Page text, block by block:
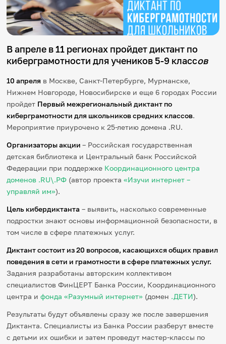
Игры и тренажеры
Игра «Знания»
Викторина
Словарь
Памятки
Комиксы
Стихи
Педагогам
IT-урок
Методика
Незрячим
English
Регистрация
Задать вопрос
В апреле в 11 регионах пройдет диктант по
киберграмотности для учеников 5-9 классов
10 апреля в Москве, Санкт-Петербурге, Мурманске,
Нижнем Новгороде, Новосибирске и еще 6 городах России
пройдет Первый межрегиональный диктант по
киберграмотности для школьников средних классов.
Мероприятие приурочено к 25-летию домена .RU.
Организаторы акции– Российская государственная
детская библиотека и Центральный банк Российской
Федерации при поддержке Координационного центра
доменов .RU\.РФ (автор проекта«Изучи интернет –
управляй им»).
Цель кибердиктанта – выявить, насколько современные
подростки знают основы информационной безопасности, в
том числе в сфере платежных услуг.
Диктант состоит из 20 вопросов, касающихся общих правил
поведения в сети и грамотности в сфере платежных услуг.
Задания разработаны авторским коллективом
специалистов ФинЦЕРТ Банка России, Координационного
центра ифонда «Разумный интернет» (домен .ДЕТИ).
Результаты будут объявлены сразу же после завершения
Диктанта. Специалисты из Банка России разберут вместе
с детьми их ошибки и затем проведут мастер-классы по